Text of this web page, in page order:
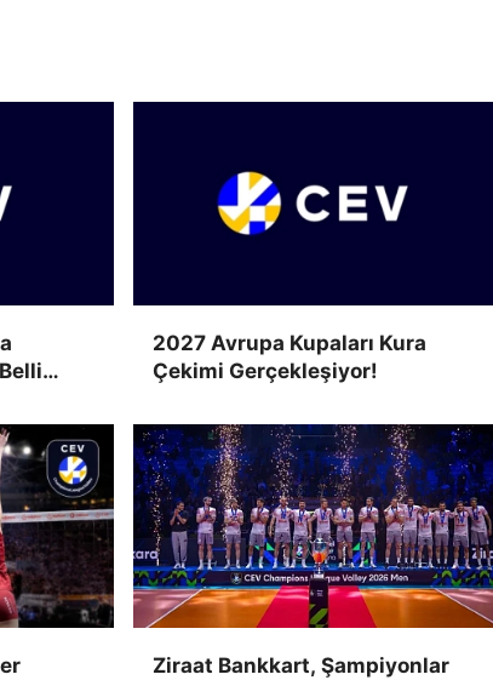
2027 Avrupa Kupaları Kura
Çekimi Gerçekleşiyor!
Ziraat Bankkart, Şampiyonlar